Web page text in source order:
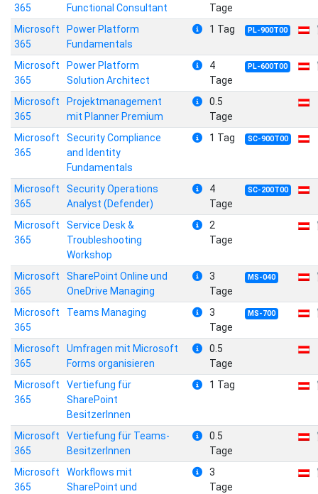
365
Functional Consultant
Tage
Microsoft
365
Power Platform
Fundamentals
1 Tag PL-900T00
Microsoft
365
Power Platform
Solution Architect
4
Tage
PL-600T00
Microsoft
365
Projektmanagement
mit Planner Premium
0.5
Tage
Microsoft
365
Security Compliance
and Identity
Fundamentals
1 Tag SC-900T00
Microsoft
365
Security Operations
Analyst (Defender)
4
Tage
SC-200T00
Microsoft
365
Service Desk &
Troubleshooting
Workshop
2
Tage
Microsoft
365
SharePoint Online und
OneDrive Managing
3
Tage
MS-040
Microsoft
365
Teams Managing
3
Tage
MS-700
Microsoft
365
Umfragen mit Microsoft
Forms organisieren
0.5
Tage
Microsoft
365
Vertiefung für
SharePoint
BesitzerInnen
1 Tag
Microsoft
365
Vertiefung für Teams-
BesitzerInnen
0.5
Tage
Microsoft
365
Workflows mit
SharePoint und
3
Tage